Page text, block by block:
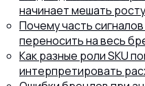
начинает мешать росту
Почему часть
переносить на весь
Как разные роли SKU
интерпретировать